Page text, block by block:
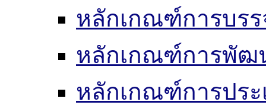
หลักเกณฑ์การบร
หลักเกณฑ์การพัฒ
หลักเกณฑ์การปร